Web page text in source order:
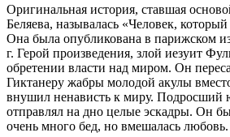
Оригинальная история, ставшая
Беляева, называлась «Человек,
Она была опубликована в парижском
г. Герой произведения, злой иезуит
обретении власти над миром. Он
Гиктанеру жабры молодой акулы
внушил ненависть к миру. Подросший
отправлял на дно целые эскадры. Он
очень много бед, но вмешалась любовь.